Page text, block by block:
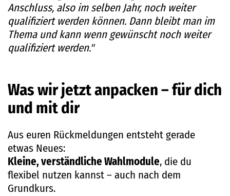
Anschluss, also im selben Jahr, noch weiter
qualifiziert werden können. Dann bleibt man im
Thema und kann wenn gewünscht noch weiter
qualifiziert werden."
Was wir jetzt anpacken – für dich
und mit dir
Aus euren Rückmeldungen entsteht gerade
etwas Neues:
Kleine, verständliche Wahlmodule, die du
flexibel nutzen kannst – auch nach dem
Grundkurs.